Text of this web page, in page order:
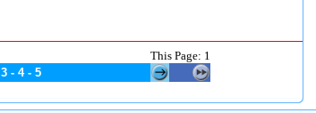
This Page: 1
3- 4- 5